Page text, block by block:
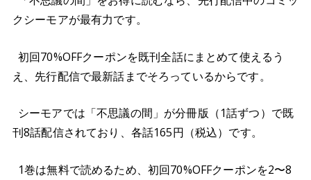
クシーモアが最有力です。
初回70%OFFクーポンを既刊全話にまとめて使えるう
え、先行配信で最新話までそろっているからです。
シーモアでは「不思議の間」が分冊版（1話ずつ）で既
刊8話配信されており、各話165円（税込）です。
1巻は無料で読めるため、初回70%OFFクーポンを2〜8